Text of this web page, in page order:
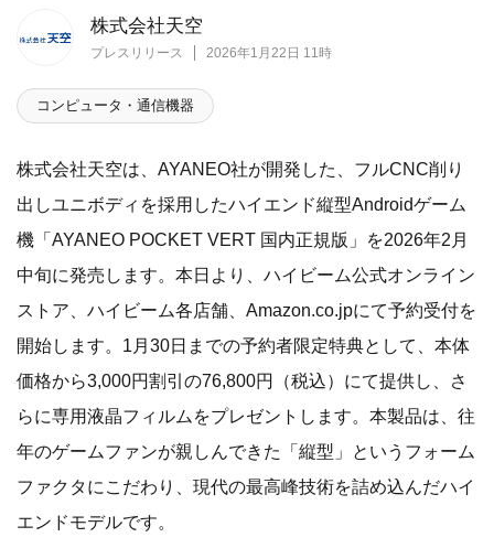
株式会社天空
プレスリリース 2026年1月22日 11時
コンピュータ・通信機器
株式会社天空は、AYANEO社が開発した、フルCNC削り
出しユニボディを採用したハイエンド縦型Androidゲーム
機「AYANEO POCKET VERT 国内正規版」を2026年2月
中旬に発売します。本日より、ハイビーム公式オンライン
ストア、ハイビーム各店舗、Amazon.co.jpにて予約受付を
開始します。1月30日までの予約者限定特典として、本体
価格から3,000円割引の76,800円（税込）にて提供し、さ
らに専用液晶フィルムをプレゼントします。本製品は、往
年のゲームファンが親しんできた「縦型」というフォーム
ファクタにこだわり、現代の最高峰技術を詰め込んだハイ
エンドモデルです。